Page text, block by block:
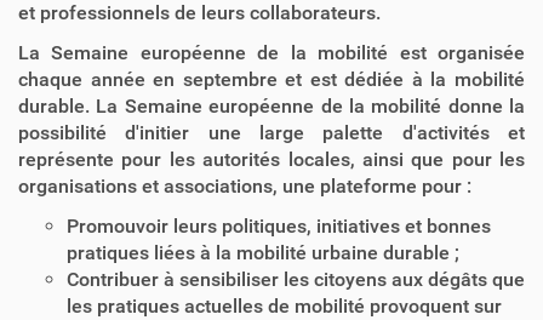
et professionnels de leurs collaborateurs.
La Semaine européenne de la mobilité est organisée
chaque année en septembre et est dédiée à la mobilité
durable. La Semaine européenne de la mobilité donne la
possibilité d'initier une large palette d'activités et
représente pour les autorités locales, ainsi que pour les
organisations et associations, une plateforme pour :
Promouvoir leurs politiques, initiatives et bonnes
pratiques liées à la mobilité urbaine durable ;
Contribuer à sensibiliser les citoyens aux dégâts que
les pratiques actuelles de mobilité provoquent sur